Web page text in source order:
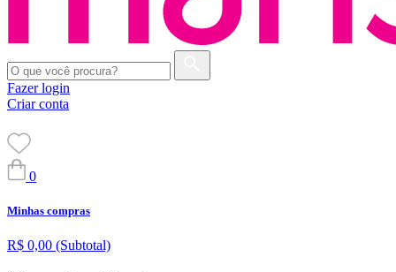
Fazer login
Criar conta
0
Minhas compras
R$ 0,00 (Subtotal)